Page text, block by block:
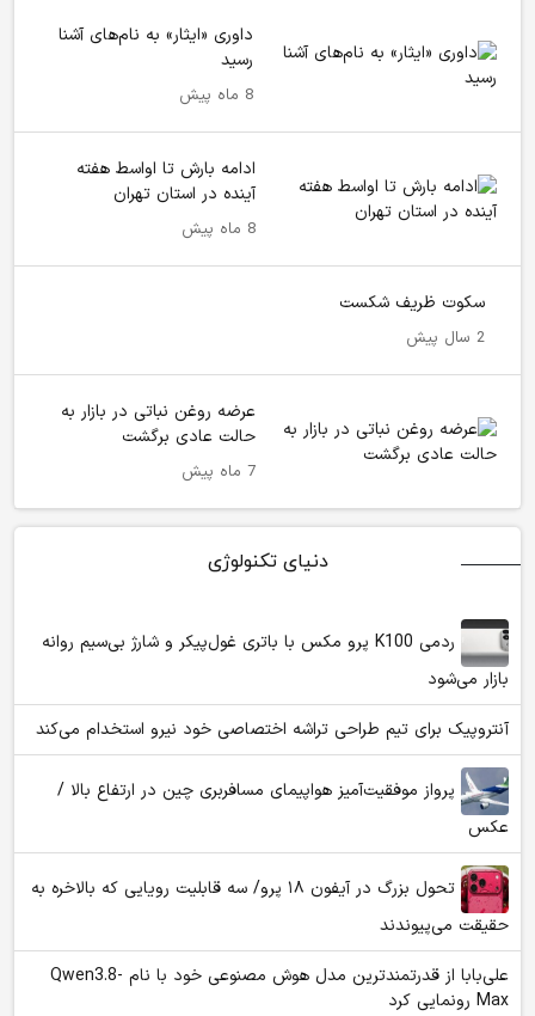
داوری «ایثار» به نام‌های آشنا
رسید
8 ماه پیش
ادامه بارش تا اواسط هفته
آینده در استان تهران
8 ماه پیش
سکوت ظریف شکست
2 سال پیش
عرضه روغن نباتی در بازار به
حالت عادی برگشت
7 ماه پیش
دنیای تکنولوژی
ردمی K100 پرو مکس با باتری غول‌پیکر و شارژ بی‌سیم روانه
بازار می‌شود
آنتروپیک برای تیم طراحی تراشه اختصاصی خود نیرو استخدام می‌کند
پرواز موفقیت‌آمیز هواپیمای مسافربری چین در ارتفاع بالا /
عکس
تحول بزرگ در آیفون ۱۸ پرو/ سه قابلیت رویایی که بالاخره به
حقیقت می‌پیوندند
علی‌بابا از قدرتمندترین مدل هوش مصنوعی خود با نام Qwen3.8-
Max رونمایی کرد